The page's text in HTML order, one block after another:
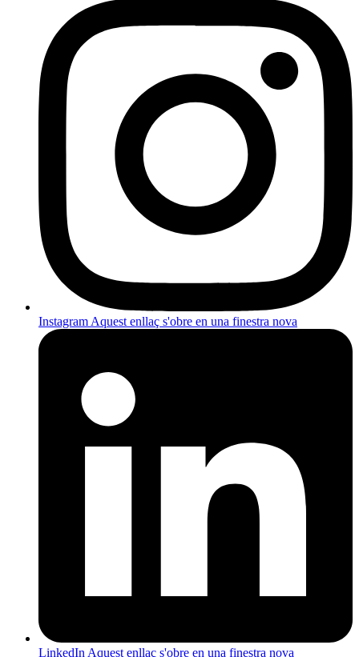
Instagram Aquest enllaç s'obre en una finestra nova
LinkedIn Aquest enllaç s'obre en una finestra nova